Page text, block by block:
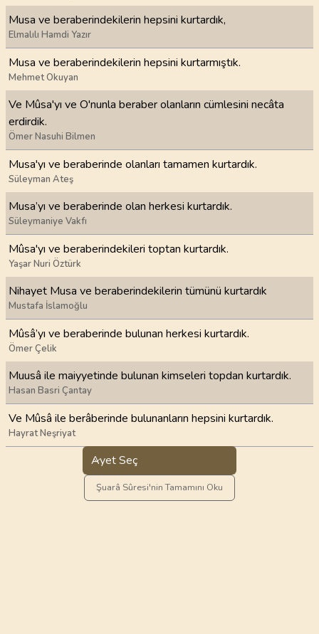
Musa ve beraberindekilerin hepsini kurtardık,
Elmalılı Hamdi Yazır
Musa ve beraberindekilerin hepsini kurtarmıştık.
Mehmet Okuyan
Ve Mûsa'yı ve O'nunla beraber olanların cümlesini necâta
erdirdik.
Ömer Nasuhi Bilmen
Musa'yı ve beraberinde olanları tamamen kurtardık.
Süleyman Ateş
Musa’yı ve beraberinde olan herkesi kurtardık.
Süleymaniye Vakfı
Mûsa'yı ve beraberindekileri toptan kurtardık.
Yaşar Nuri Öztürk
Nihayet Musa ve beraberindekilerin tümünü kurtardık
Mustafa İslamoğlu
Mûsâ’yı ve beraberinde bulunan herkesi kurtardık.
Ömer Çelik
Muusâ ile maiyyetinde bulunan kimseleri topdan kurtardık.
Hasan Basri Çantay
Ve Mûsâ ile berâberinde bulunanların hepsini kurtardık.
Hayrat Neşriyat
Ayet Seç
Şuarâ Sûresi'nin Tamamını Oku